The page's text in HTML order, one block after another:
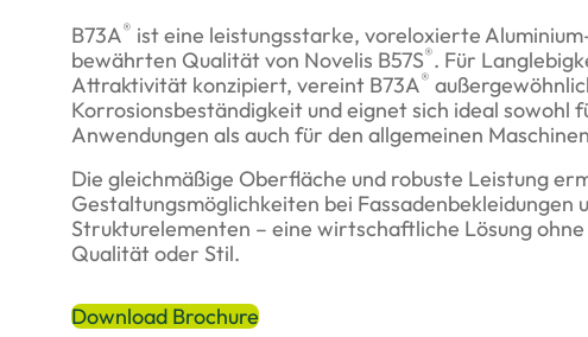
B73A® ist eine leistungsstarke, voreloxierte
bewährten Qualität von Novelis B57S®. Für
Attraktivität konzipiert, vereint B73A®
Korrosionsbeständigkeit und eignet sich ideal sowohl
Anwendungen als auch für den allgemeinen
Die gleichmäßige Oberfläche und robuste Leistung
Gestaltungsmöglichkeiten bei Fassadenbekleidungen
Strukturelementen – eine wirtschaftliche Lösung ohne
Qualität oder Stil.
Download Brochure